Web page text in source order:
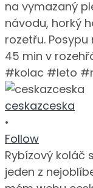
ceskazceska
•
Follow
Rybízový koláč
jeden z